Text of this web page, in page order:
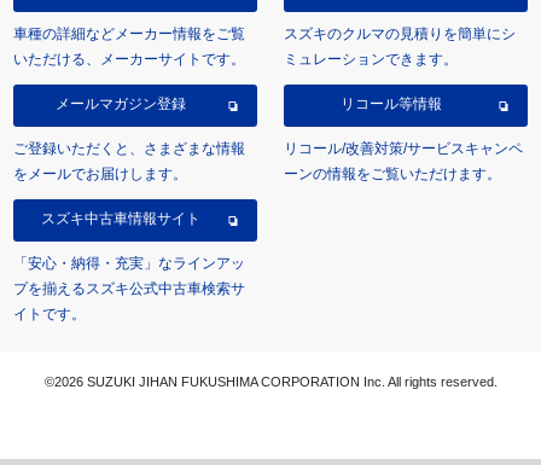
車種の詳細などメーカー情報をご覧
いただける、メーカーサイトです。
スズキのクルマの見積りを簡単にシ
ミュレーションできます。
メールマガジン登録
ご登録いただくと、さまざまな情報
をメールでお届けします。
リコール等情報
リコール/改善対策/サービスキャンペ
ーンの情報をご覧いただけます。
スズキ中古車情報サイト
「安心・納得・充実」なラインアッ
プを揃えるスズキ公式中古車検索サ
イトです。
©2026 SUZUKI JIHAN FUKUSHIMA CORPORATION Inc. All rights reserved.